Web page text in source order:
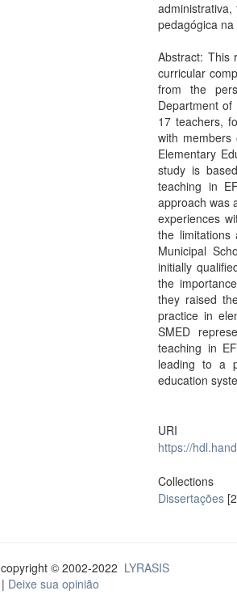
pedagógica
Abstract: This
curricular
from the
Department
17 teachers,
with
Elementary
study is
teaching in
approach was
experiences
the
Municipal
initially
the
they raised
practice in
SMED
teaching in
leading to a
education
URI
https://
Collections
Dissertações
copyright © 2002-2022 LYRASIS
| Deixe sua opinião